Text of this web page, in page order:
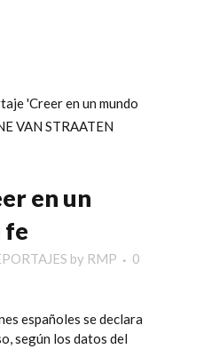
en un
fe
by RMP
0
españoles se declara
según los datos del